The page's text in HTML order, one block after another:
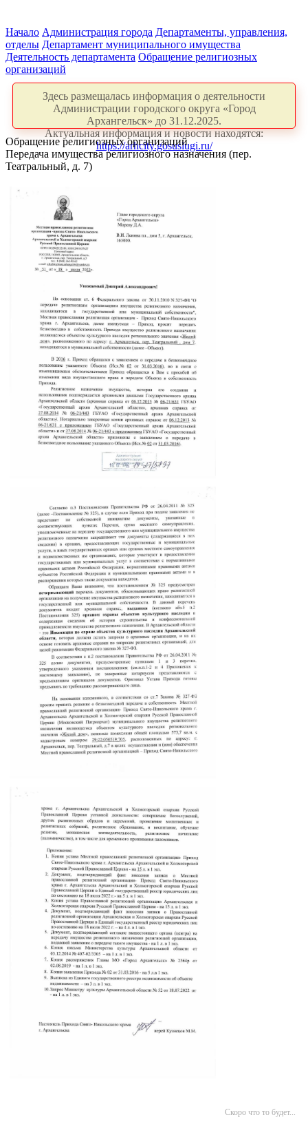
Начало Администрация города Департаменты, управления,
отделы Департамент муниципального имущества
Деятельность департамента Обращение религиозных
организаций
Здесь размещалась информация о деятельности
Администрации городского округа «Город
Архангельск» до 31.12.2025.
Актуальная информация и новости находятся:
https://arhcity.gosuslugi.ru/
Обращение религиозных организаций
Передача имущества религиозного назначения (пер.
Театральный, д. 7)
Скоро что то будет...